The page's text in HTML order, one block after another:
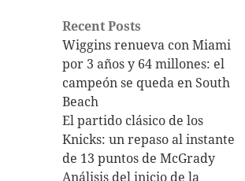
Recent Posts
Wiggins renueva con Miami
por 3 años y 64 millones: el
campeón se queda en South
Beach
El partido clásico de los
Knicks: un repaso al instante
de 13 puntos de McGrady
Análisis del inicio de la